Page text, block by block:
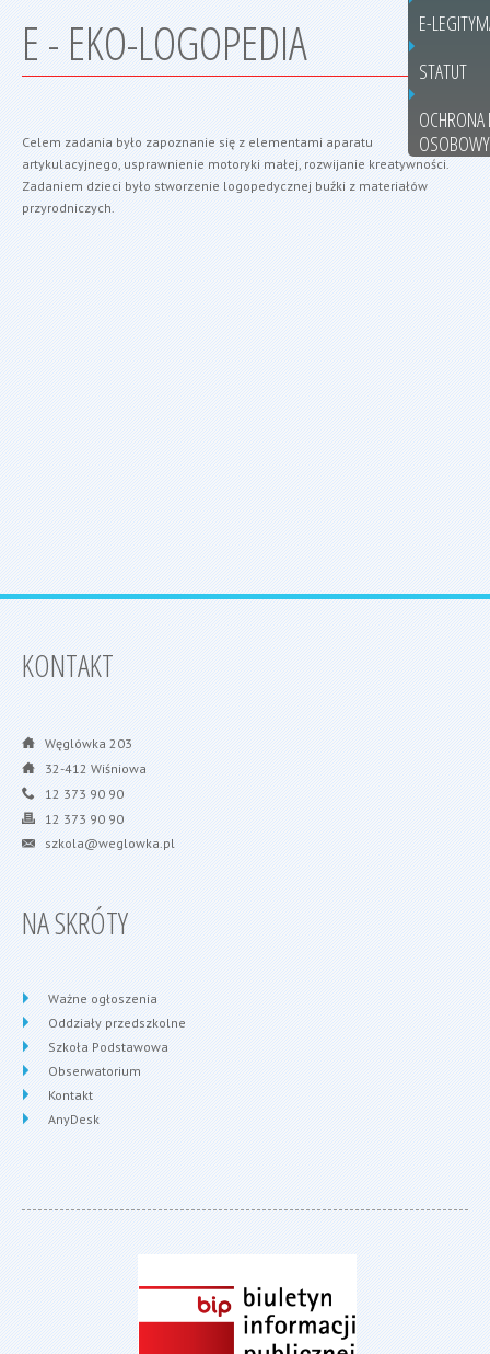
E-
STATUT
OCHRONA
E - EKO-LOGOPEDIA
Celem zadania było zapoznanie się z elementami aparatu
artykulacyjnego, usprawnienie motoryki małej, rozwijanie kreatywności.
Zadaniem dzieci było stworzenie logopedycznej buźki z materiałów
przyrodniczych.
KONTAKT
Węglówka 203
32-412 Wiśniowa
12 373 90 90
12 373 90 90
szkola@weglowka.pl
NA SKRÓTY
Ważne ogłoszenia
Oddziały przedszkolne
Szkoła Podstawowa
Obserwatorium
Kontakt
AnyDesk